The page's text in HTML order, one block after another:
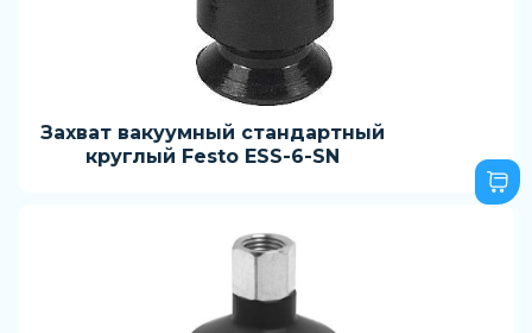
Захват вакуумный стандартный
круглый Festo ESS-6-SN